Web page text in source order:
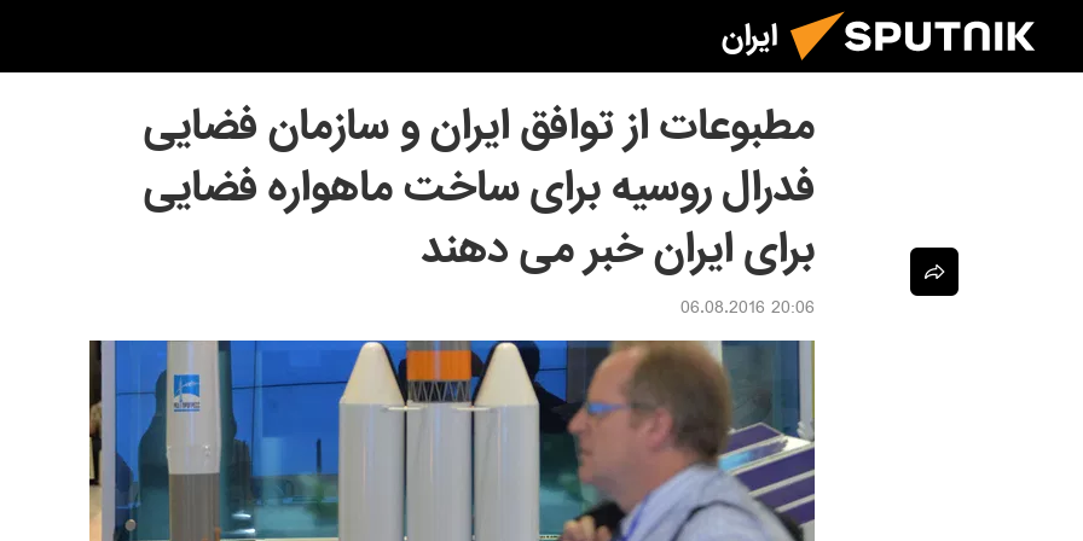
ایران
مطبوعات از توافق ایران و سازمان فضایی
فدرال روسیه برای ساخت ماهواره فضایی
برای ایران خبر می دهند
20:06 06.08.2016